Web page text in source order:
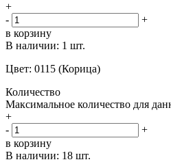
+
-
+
в корзину
В наличии: 1 шт.
Цвет: 0115 (Корица)
Количество
Максимальное количество для
+
-
+
в корзину
В наличии: 18 шт.